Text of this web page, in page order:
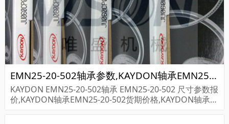
EMN25-20-502轴承参数,KAYDON轴承EMN25-20-502重量
KAYDON EMN25-20-502轴承 EMN25-20-502 尺寸参数报
价,KAYDON轴承EMN25-20-502货期价格,KAYDON轴承E